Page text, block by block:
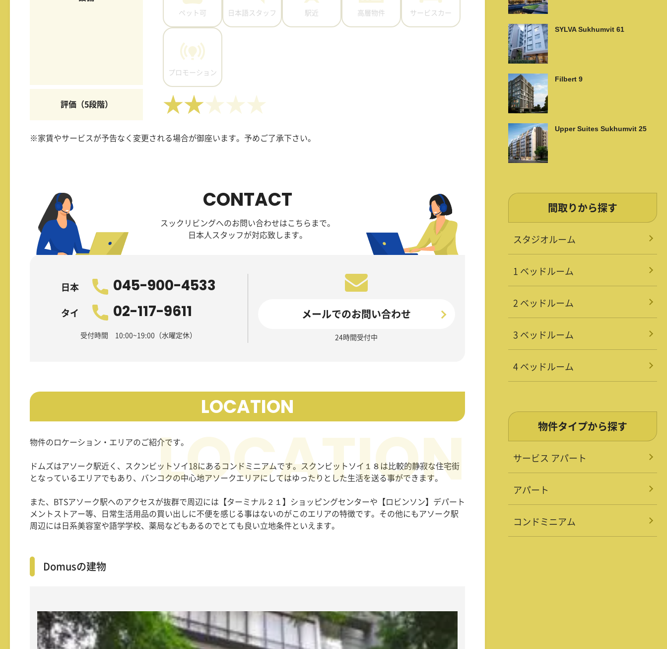
ペット可 日本語スタッフ 駅近 高層物件 サービスカー
プロモーション
評価（5段階） ★★
※家賃やサービスが予告なく変更される場合が御座います。予めご了承下さい。
CONTACT
スックリビングへのお問い合わせはこちらまで。
日本人スタッフが対応致します。
日本 045-900-4533
タイ 02-117-9611
受付時間 10:00~19:00（水曜定休）
メールでのお問い合わせ
24時間受付中
LOCATION
物件のロケーション・エリアのご紹介です。
ドムズはアソーク駅近く、スクンビットソイ18にあるコンドミニアムです。スクンビットソイ１８は比較的静寂な住宅街
となっているエリアでもあり、バンコクの中心地アソークエリアにしてはゆったりとした生活を送る事ができます。
また、BTSアソーク駅へのアクセスが抜群で周辺には【ターミナル２１】ショッピングセンターや【ロビンソン】デパート
メントストアー等、日常生活用品の買い出しに不便を感じる事はないのがこのエリアの特徴です。その他にもアソーク駅
周辺には日系美容室や語学学校、薬局などもあるのでとても良い立地条件といえます。
Domusの建物
SYLVA Sukhumvit 61
Filbert 9
Upper Suites Sukhumvit 25
間取りから探す
スタジオルーム
1 ベッドルーム
2 ベッドルーム
3 ベッドルーム
4 ベッドルーム
物件タイプから探す
サービス アパート
アパート
コンドミニアム